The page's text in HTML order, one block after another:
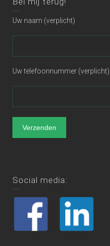
Uw naam (verplicht)
Uw telefoonnummer (verplicht)
Social media: